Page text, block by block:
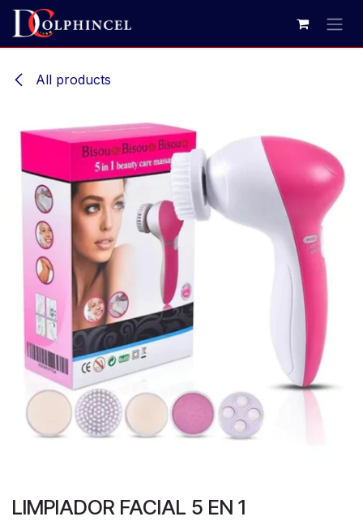
Ir al contenido
All products
LIMPIADOR FACIAL 5 EN 1